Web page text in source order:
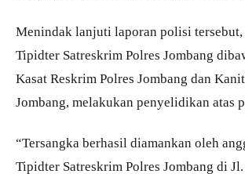
Menindak lanjuti laporan polisi tersebut,
Tipidter Satreskrim Polres Jombang
Kasat Reskrim Polres Jombang dan
Jombang, melakukan penyelidikan atas
“Tersangka berhasil diamankan oleh
Tipidter Satreskrim Polres Jombang di